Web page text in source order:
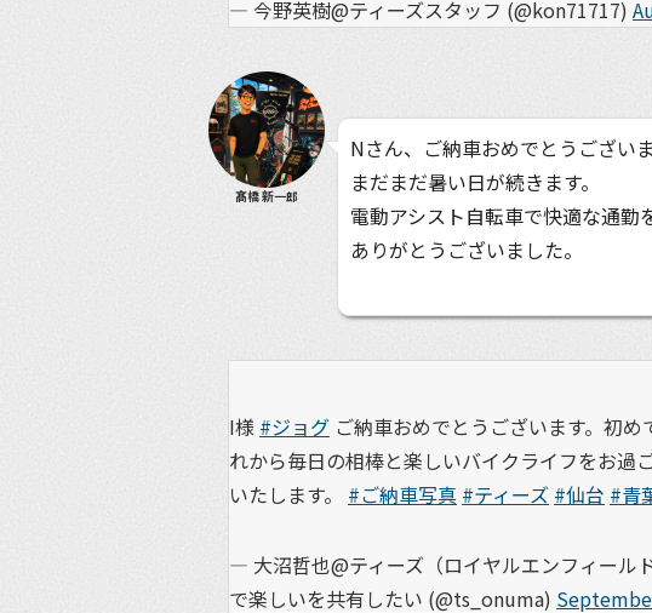
— 今野英樹@ティーズスタッフ (@kon71717)
髙橋 新一郎
Nさん、ご納車おめでとうござい
まだまだ暑い日が続きます。
電動アシスト自転車で快適な通勤
ありがとうございました。
I様 #ジョグ ご納車おめでとうございます。初
れから毎日の相棒と楽しいバイクライフをお過
いたします。 #ご納車写真 #ティーズ #仙台 #青
— 大沼哲也@ティーズ（ロイヤルエンフィール
で楽しいを共有したい (@ts_onuma)